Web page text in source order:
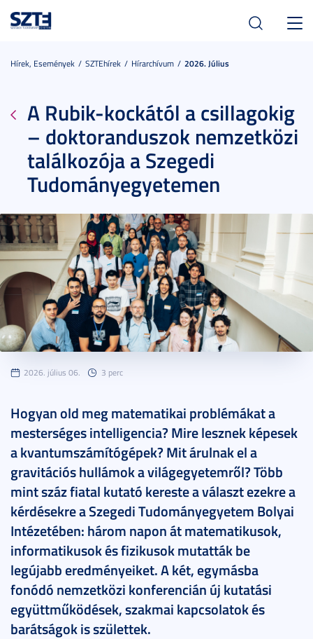
Hírek, Események SZTEhírek Hírarchívum 2026. Július
A Rubik-kockától a csillagokig
– doktoranduszok nemzetközi
találkozója a Szegedi
Tudományegyetemen
2026. július 06. 3 perc
Hogyan old meg matematikai problémákat a
mesterséges intelligencia? Mire lesznek képesek
a kvantumszámítógépek? Mit árulnak el a
gravitációs hullámok a világegyetemről? Több
mint száz fiatal kutató kereste a választ ezekre a
kérdésekre a Szegedi Tudományegyetem Bolyai
Intézetében: három napon át matematikusok,
informatikusok és fizikusok mutatták be
legújabb eredményeiket. A két, egymásba
fonódó nemzetközi konferencián új kutatási
együttműködések, szakmai kapcsolatok és
barátságok is születtek.